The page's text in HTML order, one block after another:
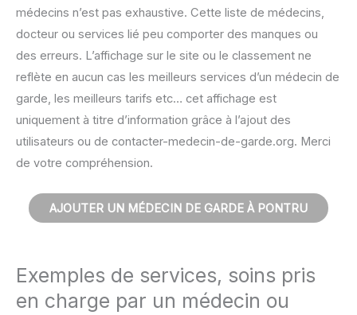
médecins n’est pas exhaustive. Cette liste de médecins,
docteur ou services lié peu comporter des manques ou
des erreurs. L’affichage sur le site ou le classement ne
reflète en aucun cas les meilleurs services d’un médecin de
garde, les meilleurs tarifs etc… cet affichage est
uniquement à titre d’information grâce à l’ajout des
utilisateurs ou de contacter-medecin-de-garde.org. Merci
de votre compréhension.
AJOUTER UN MÉDECIN DE GARDE À PONTRU
Exemples de services, soins pris
en charge par un médecin ou